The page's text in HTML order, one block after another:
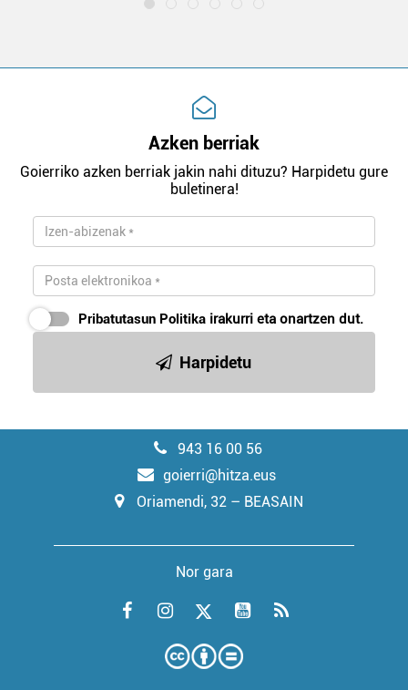
Azken berriak
Goierriko azken berriak jakin nahi dituzu? Harpidetu gure
buletinera!
Pribatutasun Politika irakurri eta onartzen dut.
Harpidetu
943 16 00 56
goierri@hitza.eus
Oriamendi, 32 – BEASAIN
Nor gara